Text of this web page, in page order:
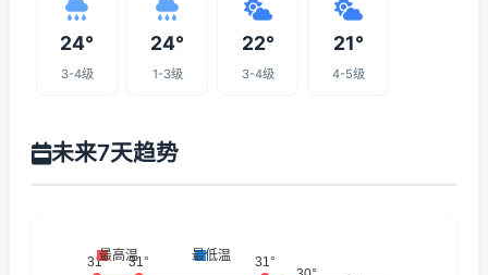
24°
3-4级
24°
1-3级
22°
3-4级
21°
4-5级
未来7天趋势